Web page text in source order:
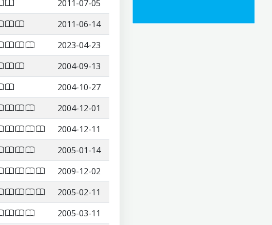
2011-07-05
2011-06-14
2023-04-23
2004-09-13
2004-10-27
2004-12-01
2004-12-11
2005-01-14
2009-12-02
2005-02-11
2005-03-11